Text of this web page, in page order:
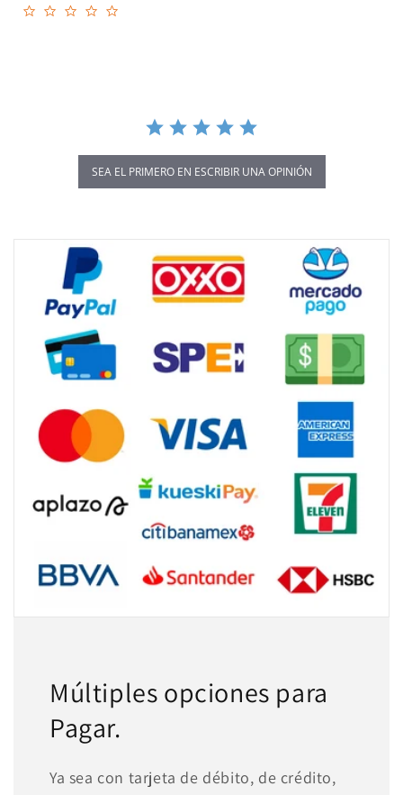
SEA EL PRIMERO EN ESCRIBIR UNA OPINIÓN
Múltiples opciones para
Pagar.
Ya sea con tarjeta de débito, de crédito,